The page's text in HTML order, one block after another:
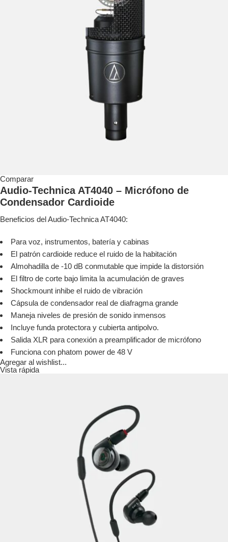
Comparar
Audio-Technica AT4040 – Micrófono de
Condensador Cardioide
Beneficios del Audio-Technica AT4040:
Para voz, instrumentos, batería y cabinas
El patrón cardioide reduce el ruido de la habitación
Almohadilla de -10 dB conmutable que impide la distorsión
El filtro de corte bajo limita la acumulación de graves
Shockmount inhibe el ruido de vibración
Cápsula de condensador real de diafragma grande
Maneja niveles de presión de sonido inmensos
Incluye funda protectora y cubierta antipolvo.
Salida XLR para conexión a preamplificador de micrófono
Funciona con phatom power de 48 V
Agregar al wishlist...
Vista rápida